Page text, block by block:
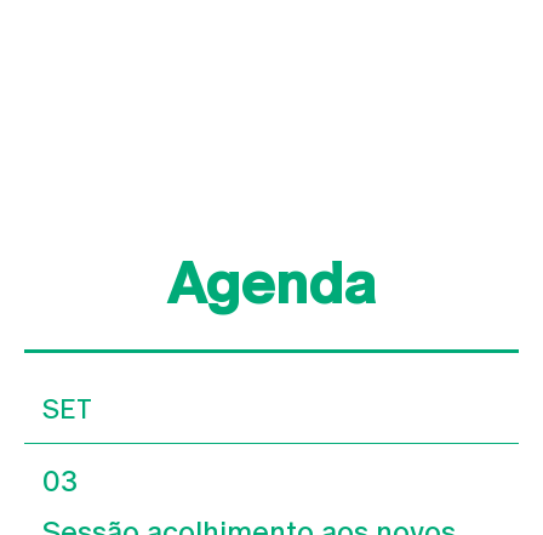
Agenda
SET
03